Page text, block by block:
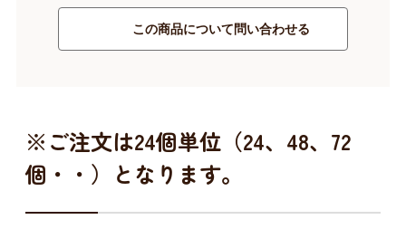
この商品について問い合わせる
※ご注文は24個単位（24、48、72
個・・）となります。